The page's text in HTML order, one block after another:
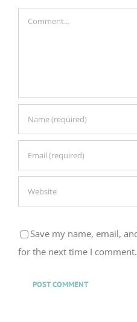
Save my name, email,
for the next time I comment.